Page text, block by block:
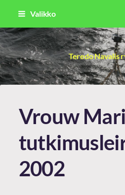
Siirry
sisältöön
Valikko
Teredo Navalis
Vrouw
2002